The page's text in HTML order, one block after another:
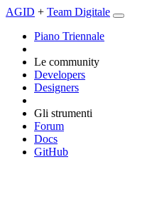
AGID + Team Digitale
Piano Triennale
Le community
Developers
Designers
Gli strumenti
Forum
Docs
GitHub